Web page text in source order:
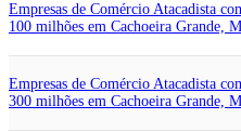
Empresas de Comércio Atacadista
100 milhões em Cachoeira Grande,
Empresas de Comércio Atacadista
300 milhões em Cachoeira Grande,